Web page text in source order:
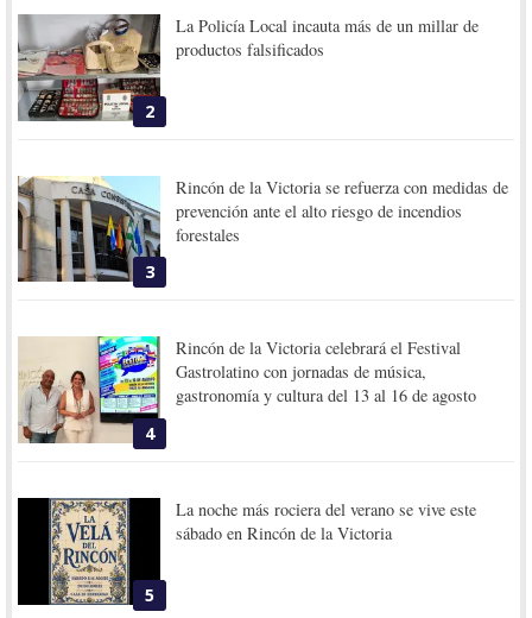
2
La Policía Local incauta más de un millar de
productos falsificados
3
Rincón de la Victoria se refuerza con medidas de
prevención ante el alto riesgo de incendios
forestales
4
Rincón de la Victoria celebrará el Festival
Gastrolatino con jornadas de música,
gastronomía y cultura del 13 al 16 de agosto
5
La noche más rociera del verano se vive este
sábado en Rincón de la Victoria